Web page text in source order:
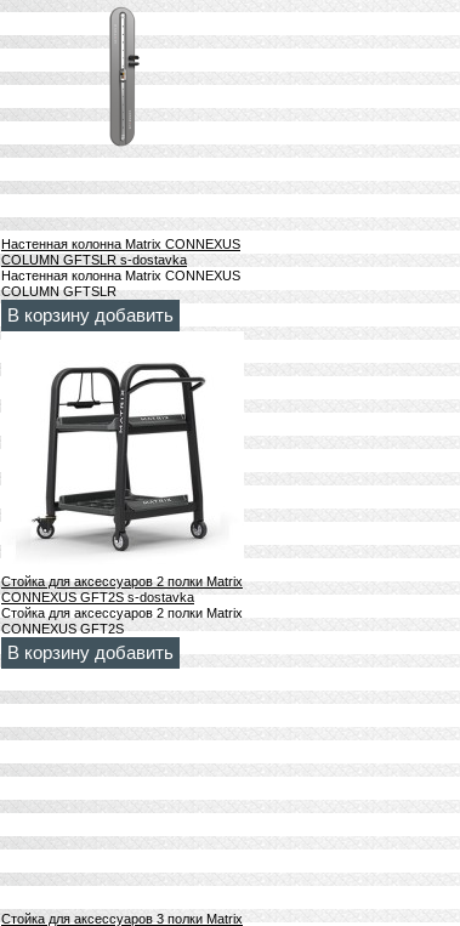
Настенная колонна Matrix CONNEXUS
COLUMN GFTSLR s-dostavka
Настенная колонна Matrix CONNEXUS
COLUMN GFTSLR
В корзину добавить
Стойка для аксессуаров 2 полки Matrix
CONNEXUS GFT2S s-dostavka
Стойка для аксессуаров 2 полки Matrix
CONNEXUS GFT2S
В корзину добавить
Стойка для аксессуаров 3 полки Matrix